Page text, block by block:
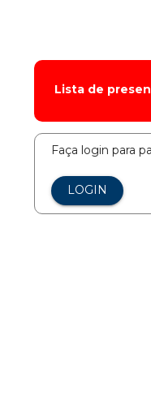
Lista de
Faça login para
LOGIN